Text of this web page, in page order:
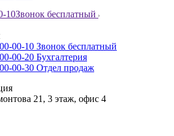
10Звонок бесплатный
00-10 Звонок бесплатный
00-20 Бухгалтерия
00-30 Отдел продаж
21, 3 этаж, офис 4